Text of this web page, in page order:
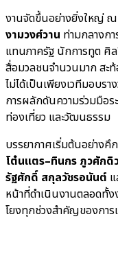
งานจัดขึ้นอย่างยิ่งใหญ่ ณ
งามวงศ์วาน ท่ามกลางก
แทนภาครัฐ นักการทูต ศิ
สื่อมวลชนจำนวนมาก สะท้
ไม่ได้เป็นเพียงเวทีมอบร
การผลักดันความร่วมมือ
ท่องเที่ยว และวัฒนธรรม
บรรยากาศเริ่มต้นอย่าง
โต๋นแตร–ทินกร ภูวศักดิ
รัฐศักดิ์ สกุลวัชรอนันต์
หน้าที่ดำเนินงานตลอดทั้
โยงทุกช่วงสำคัญของการ